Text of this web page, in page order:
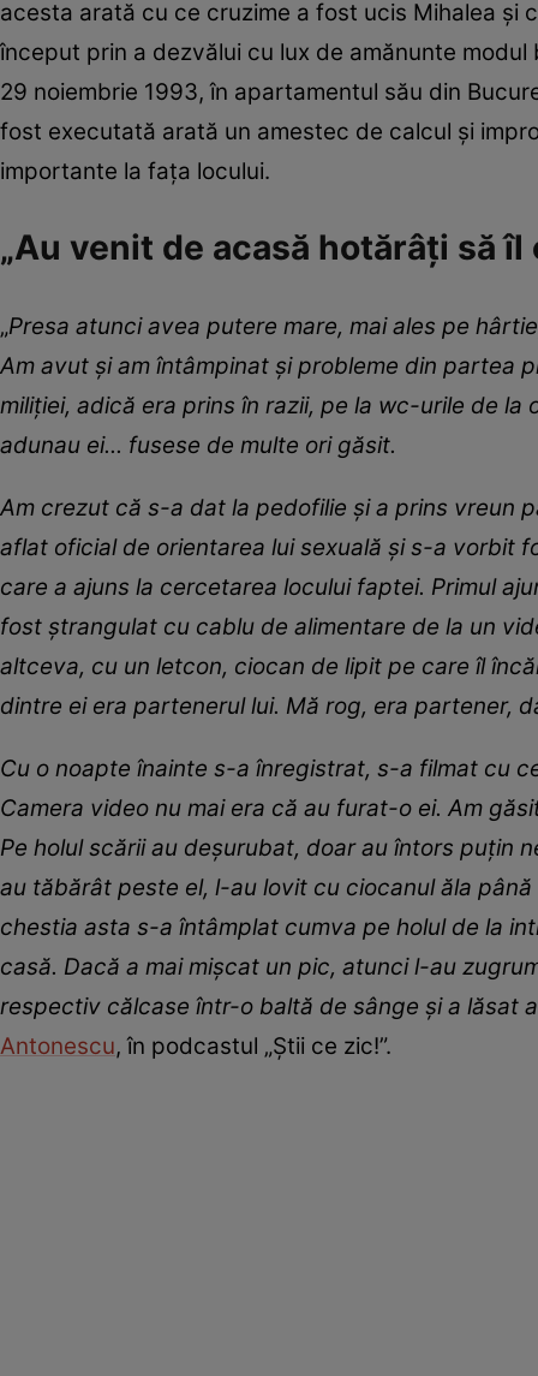
acesta arată cu ce cruzime a fost ucis Mihalea și
început prin a dezvălui cu lux de amănunte
29 noiembrie 1993, în apartamentul său din
fost executată arată un amestec de calcul și
importante la fața locului.
„Au venit de acasă hotărâți să îl
„Presa atunci avea putere mare, mai ales pe
Am avut și am întâmpinat și probleme din partea
miliției, adică era prins în razii, pe la wc-urile de
adunau ei... fusese de multe ori găsit.
Am crezut că s-a dat la pedofilie și a prins vreun
aflat oficial de orientarea lui sexuală și s-a vorbit
care a ajuns la cercetarea locului faptei. Primul
fost ștrangulat cu cablu de alimentare de la un
altceva, cu un letcon, ciocan de lipit pe care îl
dintre ei era partenerul lui. Mă rog, era partener,
Cu o noapte înainte s-a înregistrat, s-a filmat cu
Camera video nu mai era că au furat-o ei. Am
Pe holul scării au deșurubat, doar au întors puțin
au tăbărât peste el, l-au lovit cu ciocanul ăla
chestia asta s-a întâmplat cumva pe holul de la
casă. Dacă a mai mișcat un pic, atunci l-au
respectiv călcase într-o baltă de sânge și a lăsat
Antonescu, în podcastul „Știi ce zic!”.